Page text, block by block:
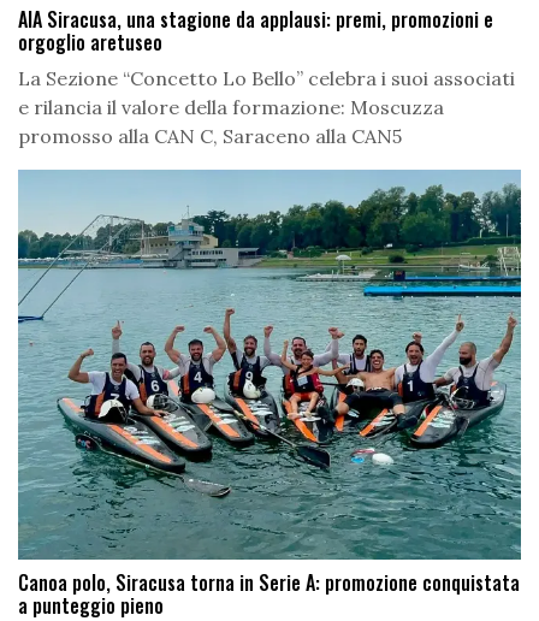
AIA Siracusa, una stagione da applausi: premi, promozioni e
orgoglio aretuseo
La Sezione “Concetto Lo Bello” celebra i suoi associati
e rilancia il valore della formazione: Moscuzza
promosso alla CAN C, Saraceno alla CAN5
Canoa polo, Siracusa torna in Serie A: promozione conquistata
a punteggio pieno